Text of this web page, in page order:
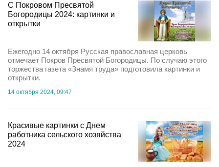
С Покровом Пресвятой
Богородицы 2024: картинки и
открытки
Ежегодно 14 октября Русская православная церковь
отмечает Покров Пресвятой Богородицы. По случаю этого
торжества газета «Знамя труда» подготовила картинки и
открытки.
14 октября 2024, 09:47
Красивые картинки с Днем
работника сельского хозяйства
2024